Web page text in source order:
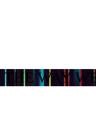
lieber in einer eigenen
kannst Du dich auch auf
ist für Dich
des
THE WAY